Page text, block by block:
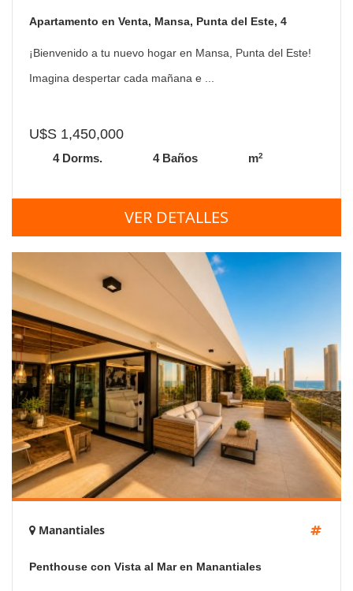
Apartamento en Venta, Mansa, Punta del Este, 4
Dormitorios.
¡Bienvenido a tu nuevo hogar en Mansa, Punta del Este!
Imagina despertar cada mañana e ...
U$S 1,450,000
4 Dorms. 4 Baños m2
VER DETALLES
Manantiales
Penthouse con Vista al Mar en Manantiales